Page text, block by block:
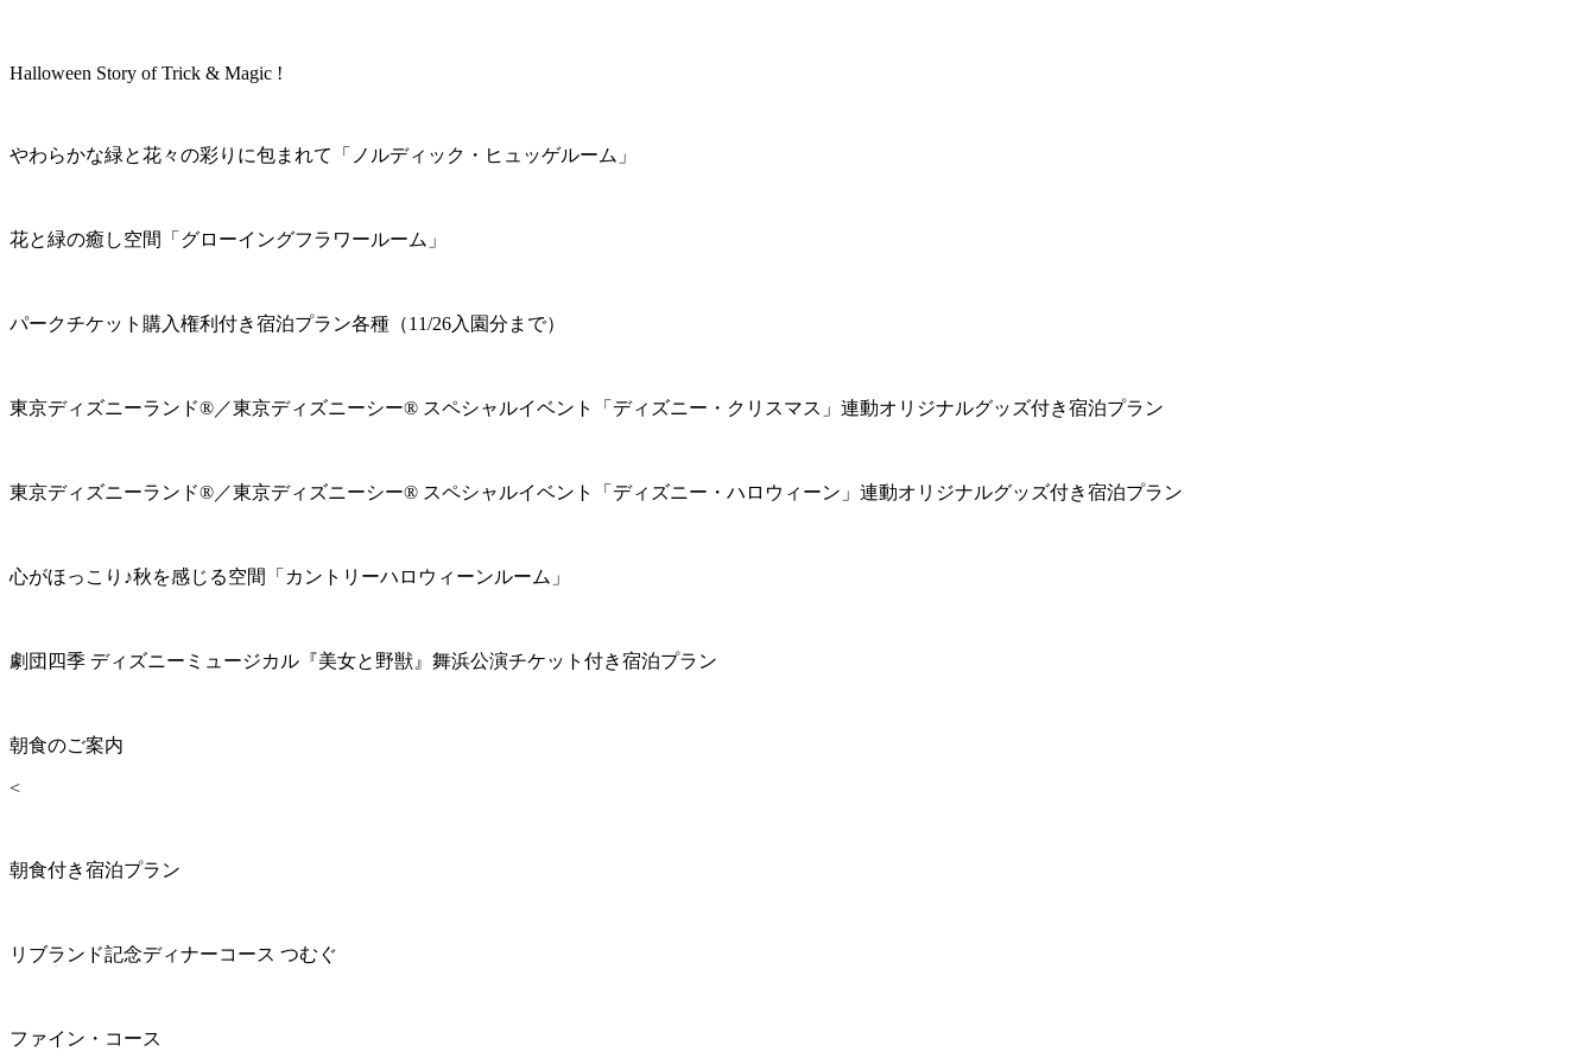
Halloween Story of Trick & Magic !
やわらかな緑と花々の彩りに包まれて「ノルディック・ヒュッゲルーム」
花と緑の癒し空間「グローイングフラワールーム」
パークチケット購入権利付き宿泊プラン各種（11/26入園分まで）
東京ディズニーランド®／東京ディズニーシー® スペシャルイベント「ディズニー・クリスマス」連動オリジナルグッズ付き宿泊プラン
東京ディズニーランド®／東京ディズニーシー® スペシャルイベント「ディズニー・ハロウィーン」連動オリジナルグッズ付き宿泊プラン
心がほっこり♪秋を感じる空間「カントリーハロウィーンルーム」
劇団四季 ディズニーミュージカル『美女と野獣』舞浜公演チケット付き宿泊プラン
朝食のご案内
<
朝食付き宿泊プラン
リブランド記念ディナーコース つむぐ
ファイン・コース